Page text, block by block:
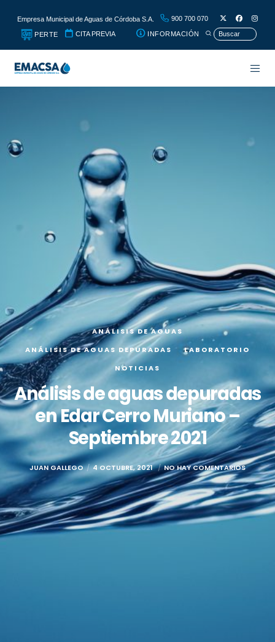
Empresa Municipal de Aguas de Córdoba S.A. 900 700 070
PERTE CITA PREVIA INFORMACIÓN
ANÁLISIS DE AGUAS
ANÁLISIS DE AGUAS DEPURADAS
LABORATORIO
NOTICIAS
Análisis de aguas depuradas
en Edar Cerro Muriano –
Septiembre 2021
JUAN GALLEGO 4 OCTUBRE, 2021 NO HAY COMENTARIOS